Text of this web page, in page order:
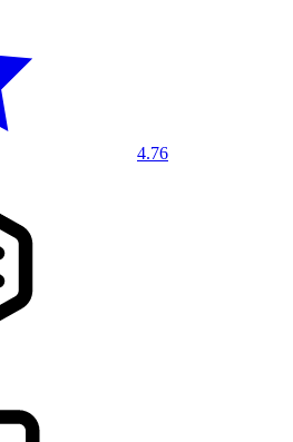
4.76